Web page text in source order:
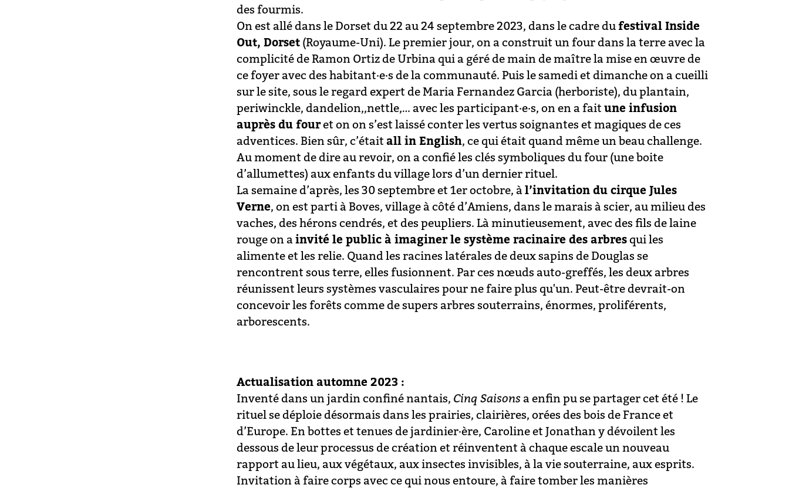
des fourmis.
On est allé dans le Dorset du 22 au 24 septembre 2023, dans le cadre dufestival Inside
Out, Dorset (Royaume-Uni). Le premier jour, on a construit un four dans la terre avec la
complicité de Ramon Ortiz de Urbina qui a géré de main de maître la mise en œuvre de
ce foyer avec des habitant·e·s de la communauté. Puis le samedi et dimanche on a cueilli
sur le site, sous le regard expert de Maria Fernandez Garcia (herboriste), du plantain,
periwinckle, dandelion,,nettle,… avec les participant·e·s, on en a faitune infusion
auprès du fouret on on s’est laissé conter les vertus soignantes et magiques de ces
adventices. Bien sûr, c’étaitall in English, ce qui était quand même un beau challenge.
Au moment de dire au revoir, on a confié les clés symboliques du four (une boite
d’allumettes) aux enfants du village lors d’un dernier rituel.
La semaine d’après, les 30 septembre et 1er octobre, àl’invitation du cirque Jules
Verne, on est parti à Boves, village à côté d’Amiens, dans le marais à scier, au milieu des
vaches, des hérons cendrés, et des peupliers. Là minutieusement, avec des fils de laine
rouge on ainvité le public à imaginer le système racinaire des arbresqui les
alimente et les relie. Quand les racines latérales de deux sapins de Douglas se
rencontrent sous terre, elles fusionnent. Par ces nœuds auto-greffés, les deux arbres
réunissent leurs systèmes vasculaires pour ne faire plus qu'un. Peut-être devrait-on
concevoir les forêts comme de supers arbres souterrains, énormes, proliférents,
arborescents.
Actualisation automne 2023 :
Inventé dans un jardin confiné nantais, Cinq Saisons a enfin pu se partager cet été ! Le
rituel se déploie désormais dans les prairies, clairières, orées des bois de France et
d’Europe. En bottes et tenues de jardinier·ère, Caroline et Jonathan y dévoilent les
dessous de leur processus de création et réinventent à chaque escale un nouveau
rapport au lieu, aux végétaux, aux insectes invisibles, à la vie souterraine, aux esprits.
Invitation à faire corps avec ce qui nous entoure, à faire tomber les manières